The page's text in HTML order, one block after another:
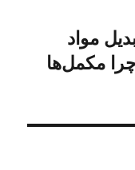
مواد
مکمل‌ها